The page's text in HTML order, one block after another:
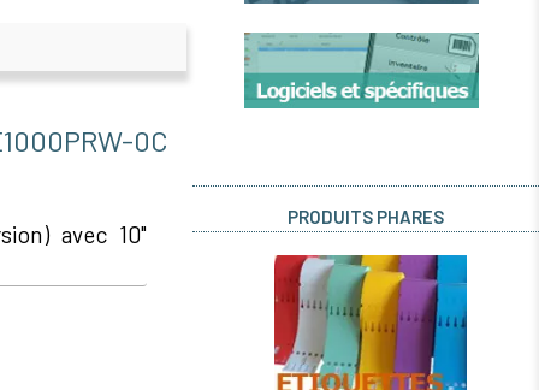
0C
avec 10"
PRODUITS PHARES